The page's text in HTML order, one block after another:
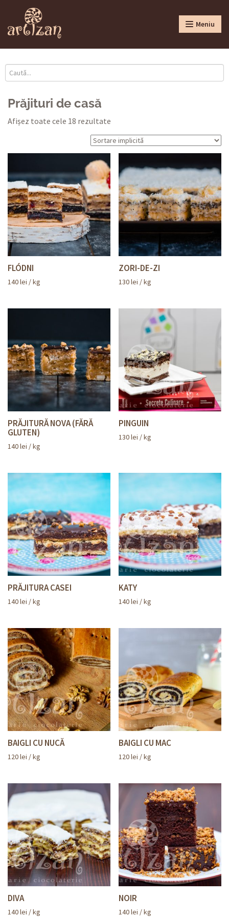
Meniu
Prăjituri de casă
Afișez toate cele 18 rezultate
FLÓDNI
140lei / kg
ZORI-DE-ZI
130lei / kg
PRĂJITURĂ NOVA (FĂRĂ
GLUTEN)
140lei / kg
PINGUIN
130lei / kg
PRĂJITURA CASEI
140lei / kg
KATY
140lei / kg
BAIGLI CU NUCĂ
120lei / kg
BAIGLI CU MAC
120lei / kg
DIVA
140lei / kg
NOIR
140lei / kg